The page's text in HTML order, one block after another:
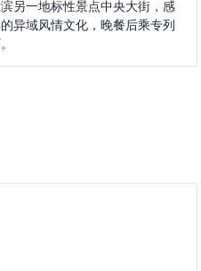
另一地标性景点中央大街，感
异域风情文化，晚餐后乘专列